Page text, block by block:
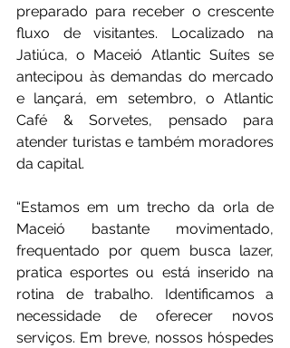
preparado para receber o crescente
fluxo de visitantes. Localizado na
Jatiúca, o Maceió Atlantic Suítes se
antecipou às demandas do mercado
e lançará, em setembro, o Atlantic
Café & Sorvetes, pensado para
atender turistas e também moradores
da capital.
“Estamos em um trecho da orla de
Maceió bastante movimentado,
frequentado por quem busca lazer,
pratica esportes ou está inserido na
rotina de trabalho. Identificamos a
necessidade de oferecer novos
serviços. Em breve, nossos hóspedes